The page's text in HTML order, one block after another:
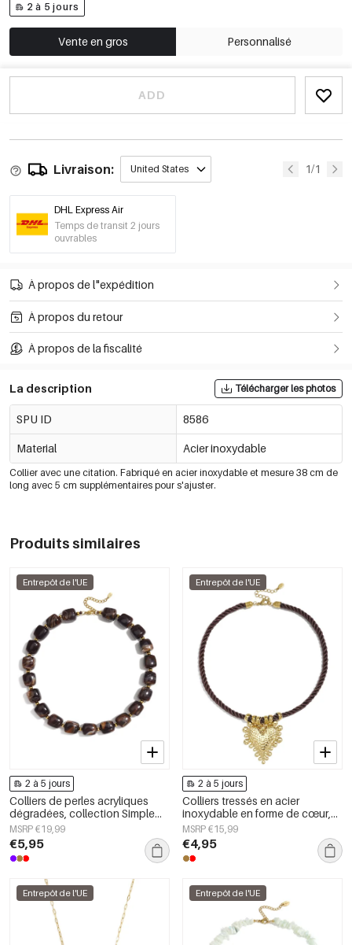
2 à 5 jours
Vente en gros Personnalisé
ADD
Livraison: United States 1/1
DHL Express Air
Temps de transit 2 jours
ouvrables
À propos de l"expédition
À propos du retour
À propos de la fiscalité
La description Télécharger les photos
SPU ID 8586
Material Acier inoxydable
Collier avec une citation. Fabriqué en acier inoxydable et mesure 38 cm de
long avec 5 cm supplémentaires pour s'ajuster.
Produits similaires
Entrepôt de l'UE
2 à 5 jours
Colliers de perles acryliques
dégradées, collection Simple
Daily Simple, bijoux pour
femmes
MSRP €19,99
€5,95
Entrepôt de l'UE
2 à 5 jours
Colliers tressés en acier
inoxydable en forme de cœur,
collection Daily Simple, bijoux
pour femmes
MSRP €15,99
€4,95
Entrepôt de l'UE Entrepôt de l'UE